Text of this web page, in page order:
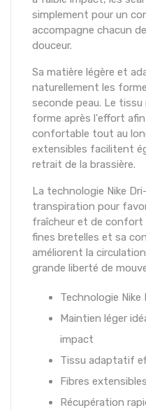
simplement pour un
accompagne chacun
douceur.
Sa matière légère et
naturellement les
seconde peau. Le
forme après l'effort
confortable tout au
extensibles facilitent
retrait de la brassière.
La technologie Nike
transpiration pour
fraîcheur et de confort
fines bretelles et sa
améliorent la
grande liberté de
Technologie
Maintien léger
impact
Tissu adaptatif
Fibres
Récupération